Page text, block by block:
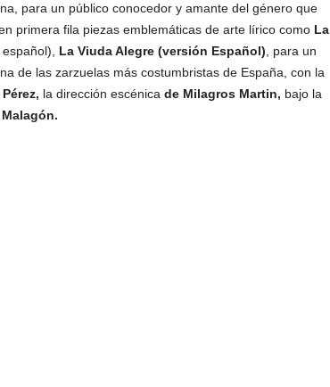
para un público conocedor y amante del género que
primera fila piezas emblemáticas de arte lírico como La
La Viuda Alegre (versión Español) , para un
de las zarzuelas más costumbristas de España, con la
la dirección escénica de Milagros Martin, bajo la